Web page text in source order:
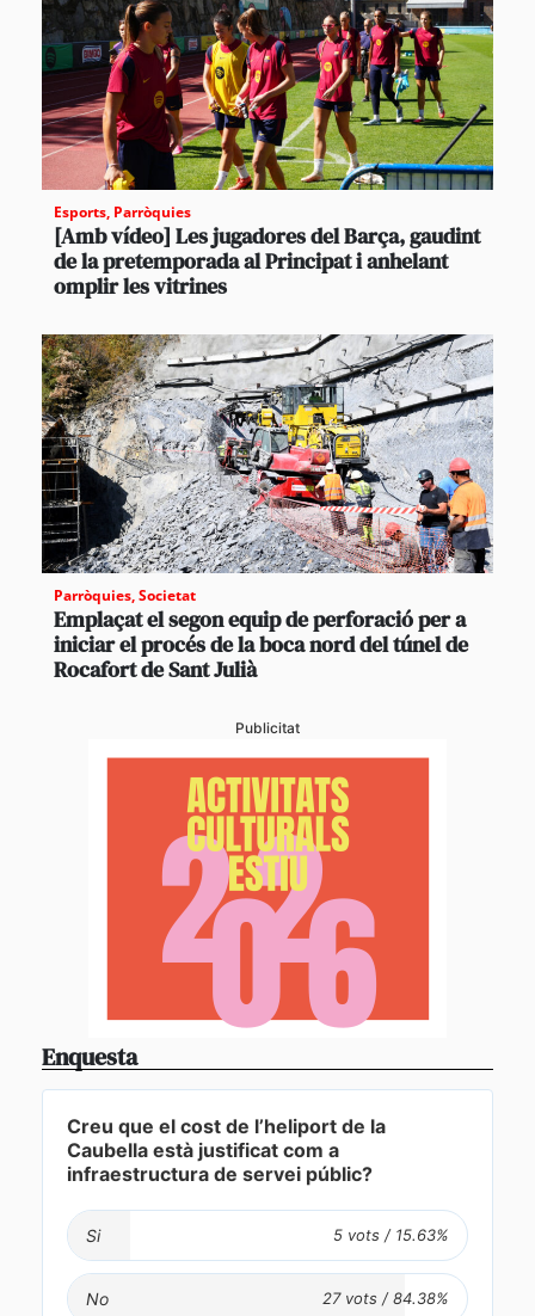
Esports, Parròquies
[Amb vídeo] Les jugadores del Barça, gaudint
de la pretemporada al Principat i anhelant
omplir les vitrines
Parròquies,Societat
Emplaçat el segon equip de perforació per a
iniciar el procés de la boca nord del túnel de
Rocafort de Sant Julià
Publicitat
Enquesta
Creu que el cost de l’heliport de la
Caubella està justificat com a
infraestructura de servei públic?
Si
No